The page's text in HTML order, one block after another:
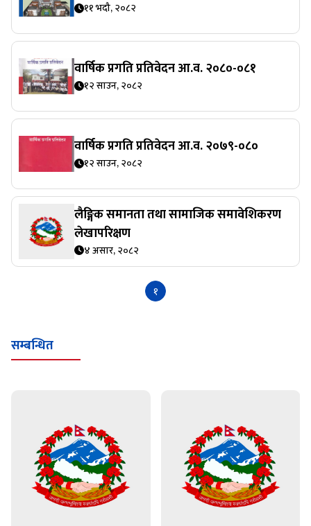
वार्षिक प्रगति प्रतिवेदन आ.व. २०८०-०८१
१२ साउन, २०८२
वार्षिक प्रगति प्रतिवेदन आ.व. २०७९-०८०
१२ साउन, २०८२
लैङ्गिक समानता तथा सामाजिक समावेशिकरण
लेखापरिक्षण
४ असार, २०८२
१
सम्बन्धित